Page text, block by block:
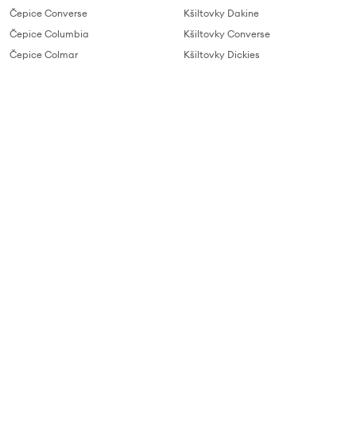
Čepice Converse
Čepice Columbia
Čepice Colmar
Kšiltovky Dakine
Kšiltovky Converse
Kšiltovky Dickies